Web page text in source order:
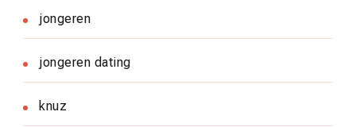
jongeren
jongeren dating
knuz